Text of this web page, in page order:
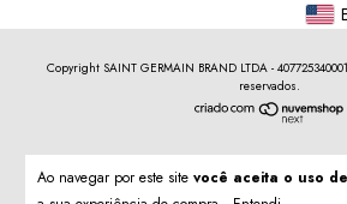
Ao navegar por este site você aceita o uso
Copyright SAINT GERMAIN BRAND LTDA -
reservados.